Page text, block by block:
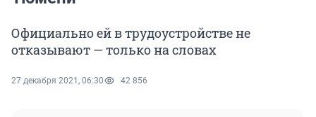
Официально ей в трудоустройстве не
отказывают — только на словах
27 декабря 2021, 06:30 42 856